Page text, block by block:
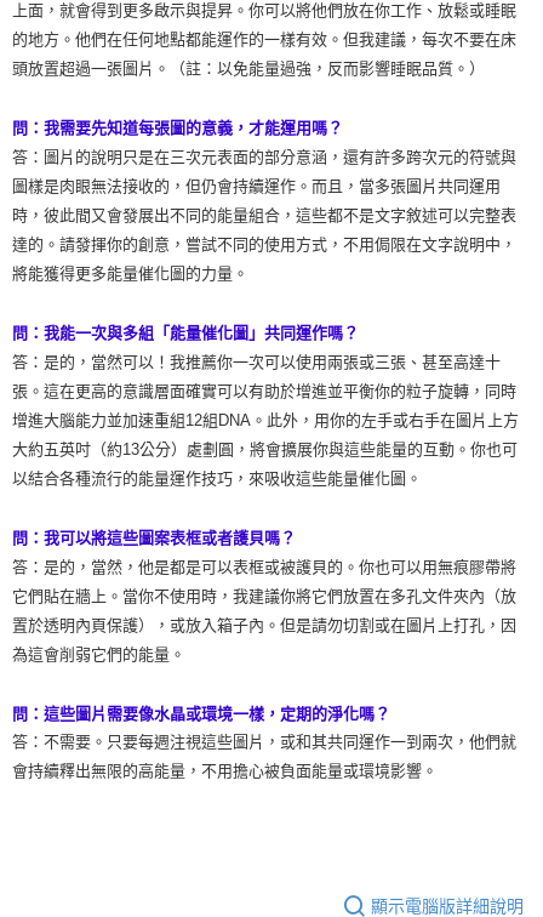
上面，就會得到更多啟示與提昇。你可以將他們放在你工作、放鬆或睡眠
的地方。他們在任何地點都能運作的一樣有效。但我建議，每次不要在床
頭放置超過一張圖片。（註：以免能量過強，反而影響睡眠品質。）
問：我需要先知道每張圖的意義，才能運用嗎？
答：圖片的說明只是在三次元表面的部分意涵，還有許多跨次元的符號與
圖樣是肉眼無法接收的，但仍會持續運作。而且，當多張圖片共同運用
時，彼此間又會發展出不同的能量組合，這些都不是文字敘述可以完整表
達的。請發揮你的創意，嘗試不同的使用方式，不用侷限在文字說明中，
將能獲得更多能量催化圖的力量。
問：我能一次與多組「能量催化圖」共同運作嗎？
答：是的，當然可以！我推薦你一次可以使用兩張或三張、甚至高達十
張。這在更高的意識層面確實可以有助於增進並平衡你的粒子旋轉，同時
增進大腦能力並加速重組12組DNA。此外，用你的左手或右手在圖片上方
大約五英吋（約13公分）處劃圓，將會擴展你與這些能量的互動。你也可
以結合各種流行的能量運作技巧，來吸收這些能量催化圖。
問：我可以將這些圖案表框或者護貝嗎？
答：是的，當然，他是都是可以表框或被護貝的。你也可以用無痕膠帶將
它們貼在牆上。當你不使用時，我建議你將它們放置在多孔文件夾內（放
置於透明內頁保護），或放入箱子內。但是請勿切割或在圖片上打孔，因
為這會削弱它們的能量。
問：這些圖片需要像水晶或環境一樣，定期的淨化嗎？
答：不需要。只要每週注視這些圖片，或和其共同運作一到兩次，他們就
會持續釋出無限的高能量，不用擔心被負面能量或環境影響。
顯示電腦版詳細說明